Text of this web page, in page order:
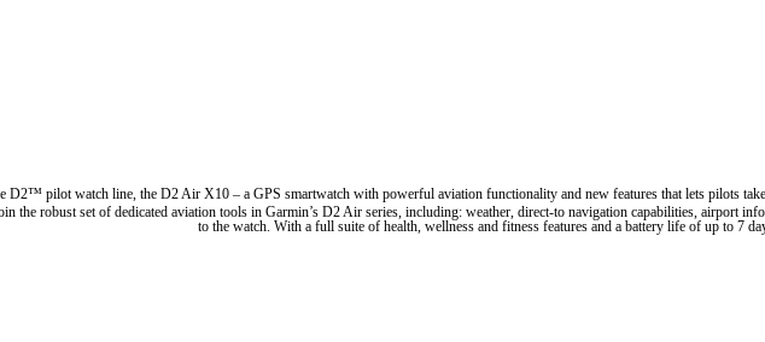
D2™ pilot watch line, the D2 Air X10 – a GPS smartwatch with powerful aviation functionality and new features that lets pilots
the robust set of dedicated aviation tools in Garmin’s D2 Air series, including: weather, direct-to navigation capabilities, airport
to the watch. With a full suite of health, wellness and fitness features and a battery life of up to 7